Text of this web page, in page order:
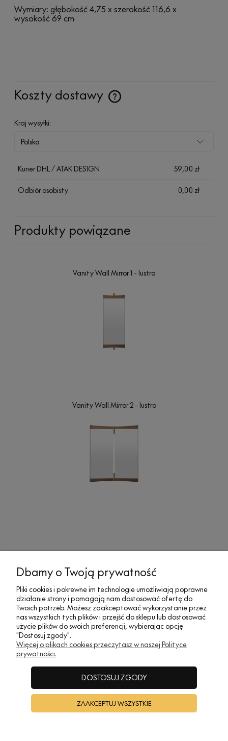
Wymiary: głębokość 4,75 x szerokość 116,6 x
wysokość 69 cm
Koszty dostawy
Cena nie zawiera ewentualnych kosztów płatności
Kraj wysyłki:
Kurier DHL / ATAK DESIGN 59,00 zł
Odbiór osobisty 0,00 zł
Produkty powiązane
Vanity Wall Mirror 1 - lustro
Vanity Wall Mirror 2 - lustro
MOJE KONTO
SOCIAL MEDIA
INFORMACJE
A•TAK DESIGN
Dbamy o Twoją prywatność
Pliki cookies i pokrewne im technologie umożliwiają poprawne
działanie strony i pomagają nam dostosować ofertę do
Twoich potrzeb. Możesz zaakceptować wykorzystanie przez
nas wszystkich tych plików i przejść do sklepu lub dostosować
użycie plików do swoich preferencji, wybierając opcję
"Dostosuj zgody".
Więcej o plikach cookies przeczytasz w naszej Polityce
prywatności.
DOSTOSUJ ZGODY
ZAAKCEPTUJ WSZYSTKIE